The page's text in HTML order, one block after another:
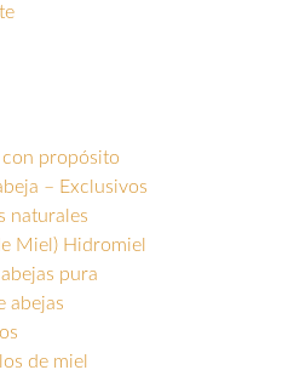
con propósito
– Exclusivos
naturales
Miel) Hidromiel
pura
abejas
de miel